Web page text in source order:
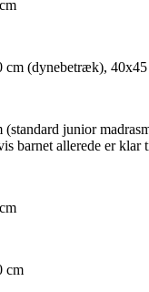
cm (dynebetræk),
junior
barnet allerede er klar
cm